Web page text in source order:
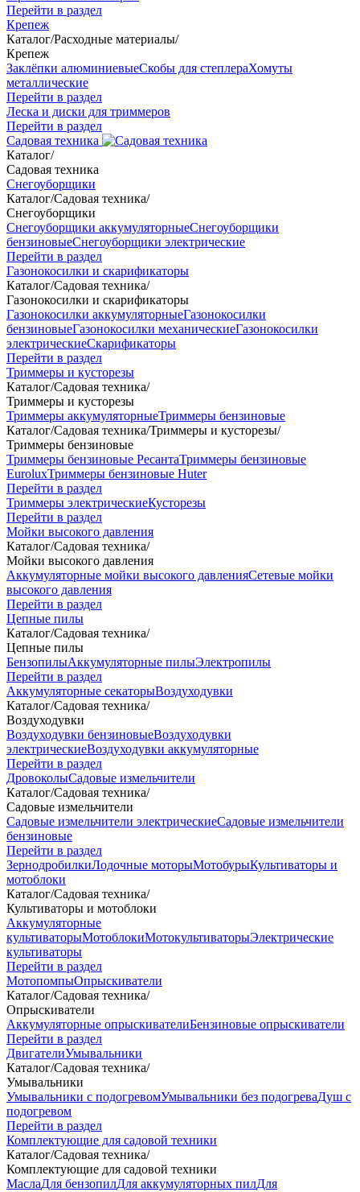
Перейти в раздел
Крепеж
Каталог/Расходные материалы/
Крепеж
Заклёпки алюминиевыеСкобы для степлераХомуты
металлические
Перейти в раздел
Леска и диски для триммеров
Перейти в раздел
Садовая техника
Каталог/
Садовая техника
Снегоуборщики
Каталог/Садовая техника/
Снегоуборщики
Снегоуборщики аккумуляторныеСнегоуборщики
бензиновыеСнегоуборщики электрические
Перейти в раздел
Газонокосилки и скарификаторы
Каталог/Садовая техника/
Газонокосилки и скарификаторы
Газонокосилки аккумуляторныеГазонокосилки
бензиновыеГазонокосилки механическиеГазонокосилки
электрическиеСкарификаторы
Перейти в раздел
Триммеры и кусторезы
Каталог/Садовая техника/
Триммеры и кусторезы
Триммеры аккумуляторныеТриммеры бензиновые
Каталог/Садовая техника/Триммеры и кусторезы/
Триммеры бензиновые
Триммеры бензиновые РесантаТриммеры бензиновые
EuroluxТриммеры бензиновые Huter
Перейти в раздел
Триммеры электрическиеКусторезы
Перейти в раздел
Мойки высокого давления
Каталог/Садовая техника/
Мойки высокого давления
Аккумуляторные мойки высокого давленияСетевые мойки
высокого давления
Перейти в раздел
Цепные пилы
Каталог/Садовая техника/
Цепные пилы
БензопилыАккумуляторные пилыЭлектропилы
Перейти в раздел
Аккумуляторные секаторыВоздуходувки
Каталог/Садовая техника/
Воздуходувки
Воздуходувки бензиновыеВоздуходувки
электрическиеВоздуходувки аккумуляторные
Перейти в раздел
ДровоколыСадовые измельчители
Каталог/Садовая техника/
Садовые измельчители
Садовые измельчители электрическиеСадовые измельчители
бензиновые
Перейти в раздел
ЗернодробилкиЛодочные моторыМотобурыКультиваторы и
мотоблоки
Каталог/Садовая техника/
Культиваторы и мотоблоки
Аккумуляторные
культиваторыМотоблокиМотокультиваторыЭлектрические
культиваторы
Перейти в раздел
МотопомпыОпрыскиватели
Каталог/Садовая техника/
Опрыскиватели
Аккумуляторные опрыскивателиБензиновые опрыскиватели
Перейти в раздел
ДвигателиУмывальники
Каталог/Садовая техника/
Умывальники
Умывальники с подогревомУмывальники без подогреваДуш с
подогревом
Перейти в раздел
Комплектующие для садовой техники
Каталог/Садовая техника/
Комплектующие для садовой техники
МаслаДля бензопилДля аккумуляторных пилДля